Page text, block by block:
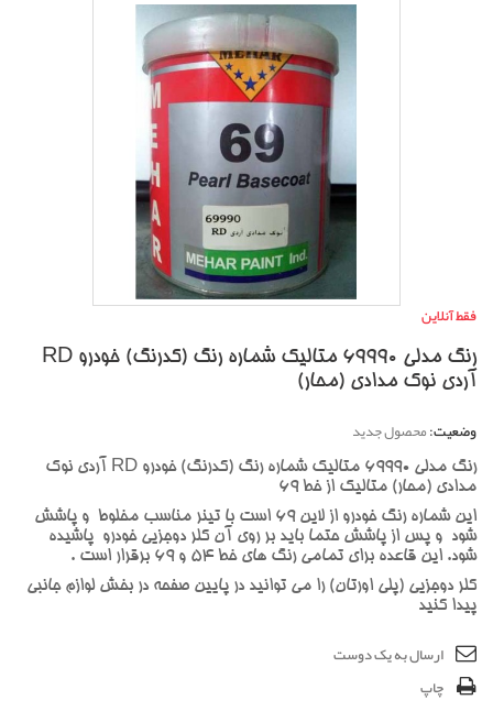
فقط آنلاین
رنگ مدلی 69990 متالیک شماره رنگ (کدرنگ) خودرو RD
آردی نوک مدادی (محار)
وضعیت:محصول جدید
رنگ مدلی 69990 متالیک شماره رنگ (کدرنگ) خودرو RD آردی نوک
مدادی (محار) متالیک از خط 69
این شماره رنگ خودرو از لاین 69 است با تینر مناسب مخلوط و پاشش
شود و پس از پاشش حتما باید بر روی آن کلر دوجزیی خودرو پاشیده
شود. این قاعده برای تمامی رنگ های خط 54 و 69 برقرار است .
کلر دوجزیی (پلی اورتان) را می توانید در پایین صفحه در بخش لوازم جانبی
پیدا کنید
ارسال به یک دوست
چاپ